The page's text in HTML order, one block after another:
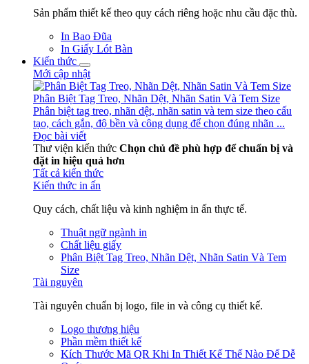
Sản phẩm thiết kế theo quy cách riêng hoặc nhu cầu đặc thù.
In Bao Đũa
In Giấy Lót Bàn
Kiến thức
Mới cập nhật
Phân Biệt Tag Treo, Nhãn Dệt, Nhãn Satin Và Tem Size
Phân biệt tag treo, nhãn dệt, nhãn satin và tem size theo cấu
tạo, cách gắn, độ bền và công dụng để chọn đúng nhãn ...
Đọc bài viết
Thư viện kiến thức Chọn chủ đề phù hợp để chuẩn bị và
đặt in hiệu quả hơn
Tất cả kiến thức
Kiến thức in ấn
Quy cách, chất liệu và kinh nghiệm in ấn thực tế.
Thuật ngữ ngành in
Chất liệu giấy
Phân Biệt Tag Treo, Nhãn Dệt, Nhãn Satin Và Tem
Size
Tài nguyên
Tài nguyên chuẩn bị logo, file in và công cụ thiết kế.
Logo thương hiệu
Phần mềm thiết kế
Kích Thước Mã QR Khi In Thiết Kế Thế Nào Để Dễ